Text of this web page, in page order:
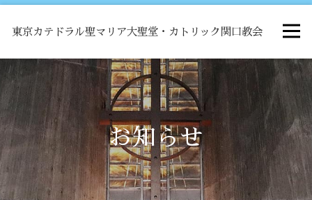
東京カテドラル聖マリア大聖堂・カトリック関口教会
HOME
ミサ
お知らせ
お知らせ